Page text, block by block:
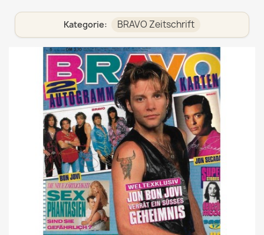
Kategorie: BRAVO Zeitschrift